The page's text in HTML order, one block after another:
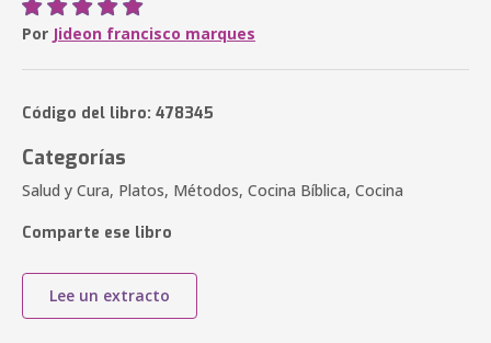
Por Jideon francisco marques
Código del libro: 478345
Categorías
Salud y Cura, Platos, Métodos, Cocina Bíblica, Cocina
Comparte ese libro
Lee un extracto